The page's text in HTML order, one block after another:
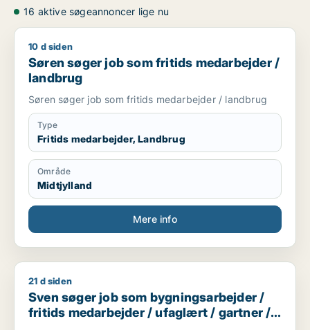
16 aktive søgeannoncer lige nu
Søren søger job som fritids medarbejder / landbrug
10 d siden
Søren søger job som fritids medarbejder /
landbrug
Søren søger job som fritids medarbejder / landbrug
Type
Fritids medarbejder, Landbrug
Område
Midtjylland
Mere info
Sven søger job som bygningsarbejder / fritids
21 d siden
Sven søger job som bygningsarbejder /
fritids medarbejder / ufaglært / gartner /